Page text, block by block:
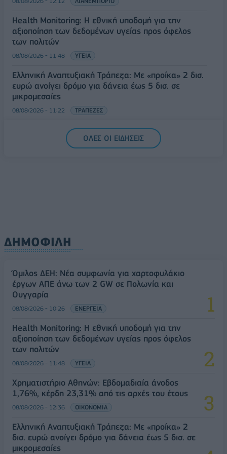
Health Monitoring: Η εθνική υποδομή για την
αξιοποίηση των δεδομένων υγείας προς όφελος
των πολιτών
08/08/2026 - 11:48 ΥΓΕΙΑ
Ελληνική Αναπτυξιακή Τράπεζα: Με «προίκα» 2 δισ.
ευρώ ανοίγει δρόμο για δάνεια έως 5 δισ. σε
μικρομεσαίες
08/08/2026 - 11:22 ΤΡΑΠΕΖΕΣ
5G παντού, 6G στον ορίζοντα: Πού βρίσκεται η
Ελλάδα στη μεγάλη τεχνολογική μετάβαση
ΟΛΕΣ ΟΙ ΕΙΔΗΣΕΙΣ
ΔΗΜΟΦΙΛΗ
Όμιλος ΔΕΗ: Νέα συμφωνία για χαρτοφυλάκιο
έργων ΑΠΕ άνω των 2 GW σε Πολωνία και
Ουγγαρία
08/08/2026 - 10:26 ΕΝΕΡΓΕΙΑ
Health Monitoring: Η εθνική υποδομή για την
αξιοποίηση των δεδομένων υγείας προς όφελος
των πολιτών
08/08/2026 - 11:48 ΥΓΕΙΑ
Χρηματιστήριο Αθηνών: Εβδομαδιαία άνοδος
1,76%, κέρδη 23,31% από τις αρχές του έτους
08/08/2026 - 12:36 ΟΙΚΟΝΟΜΙΑ
Ελληνική Αναπτυξιακή Τράπεζα: Με «προίκα» 2
δισ. ευρώ ανοίγει δρόμο για δάνεια έως 5 δισ. σε
μικρομεσαίες